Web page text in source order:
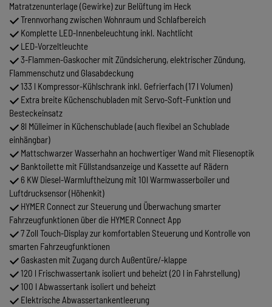
Matratzenunterlage (Gewirke) zur Belüftung im Heck
Trennvorhang zwischen Wohnraum und Schlafbereich
Komplette LED-Innenbeleuchtung inkl. Nachtlicht
LED-Vorzeltleuchte
3-Flammen-Gaskocher mit Zündsicherung, elektrischer Zündung,
Flammenschutz und Glasabdeckung
133 l Kompressor-Kühlschrank inkl. Gefrierfach (17 l Volumen)
Extra breite Küchenschubladen mit Servo-Soft-Funktion und
Besteckeinsatz
8l Mülleimer in Küchenschublade (auch flexibel an Schublade
einhängbar)
Mattschwarzer Wasserhahn an hochwertiger Wand mit Fliesenoptik
Banktoilette mit Füllstandsanzeige und Kassette auf Rädern
6 KW Diesel-Warmluftheizung mit 10l Warmwasserboiler und
Luftdrucksensor (Höhenkit)
HYMER Connect zur Steuerung und Überwachung smarter
Fahrzeugfunktionen über die HYMER Connect App
7 Zoll Touch-Display zur komfortablen Steuerung und Kontrolle von
smarten Fahrzeugfunktionen
Gaskasten mit Zugang durch Außentüre/-klappe
120 l Frischwassertank isoliert und beheizt (20 l in Fahrstellung)
100 l Abwassertank isoliert und beheizt
Elektrische Abwassertankentleerung